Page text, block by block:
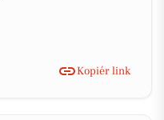
Kopiér link